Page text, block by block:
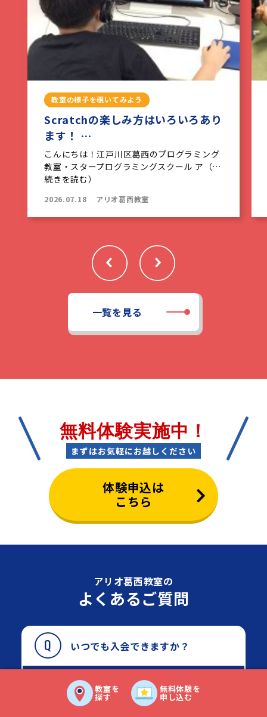
教室の様子を覗いてみよう
Scratchの楽しみ方はいろいろあり
ます！ …
こんにちは！江戸川区葛西のプログラミング
教室・スタープログラミングスクール ア（…
続きを読む）
2026.07.18 アリオ葛西教室
一覧を見る
無料体験実施中！
まずはお気軽にお越しください
体験申込は
こちら
アリオ葛西教室の
よくあるご質問
いつでも入会できますか？
個別学習は随時ご入会いただけま
す。
無料体験を
申し込む
教室を
探す